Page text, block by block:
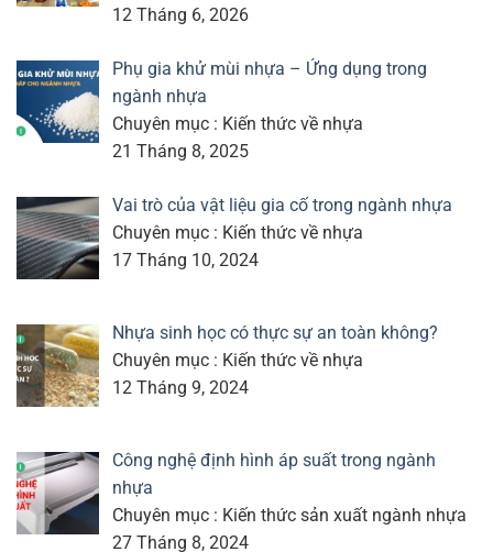
12 Tháng 6, 2026
Phụ gia khử mùi nhựa – Ứng dụng trong
ngành nhựa
Chuyên mục : Kiến thức về nhựa
21 Tháng 8, 2025
Vai trò của vật liệu gia cố trong ngành nhựa
Chuyên mục : Kiến thức về nhựa
17 Tháng 10, 2024
Nhựa sinh học có thực sự an toàn không?
Chuyên mục : Kiến thức về nhựa
12 Tháng 9, 2024
Công nghệ định hình áp suất trong ngành
nhựa
Chuyên mục : Kiến thức sản xuất ngành nhựa
27 Tháng 8, 2024